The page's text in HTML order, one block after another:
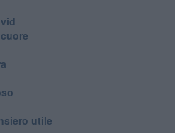
utile